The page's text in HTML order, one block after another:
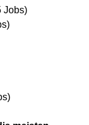
Jobs)